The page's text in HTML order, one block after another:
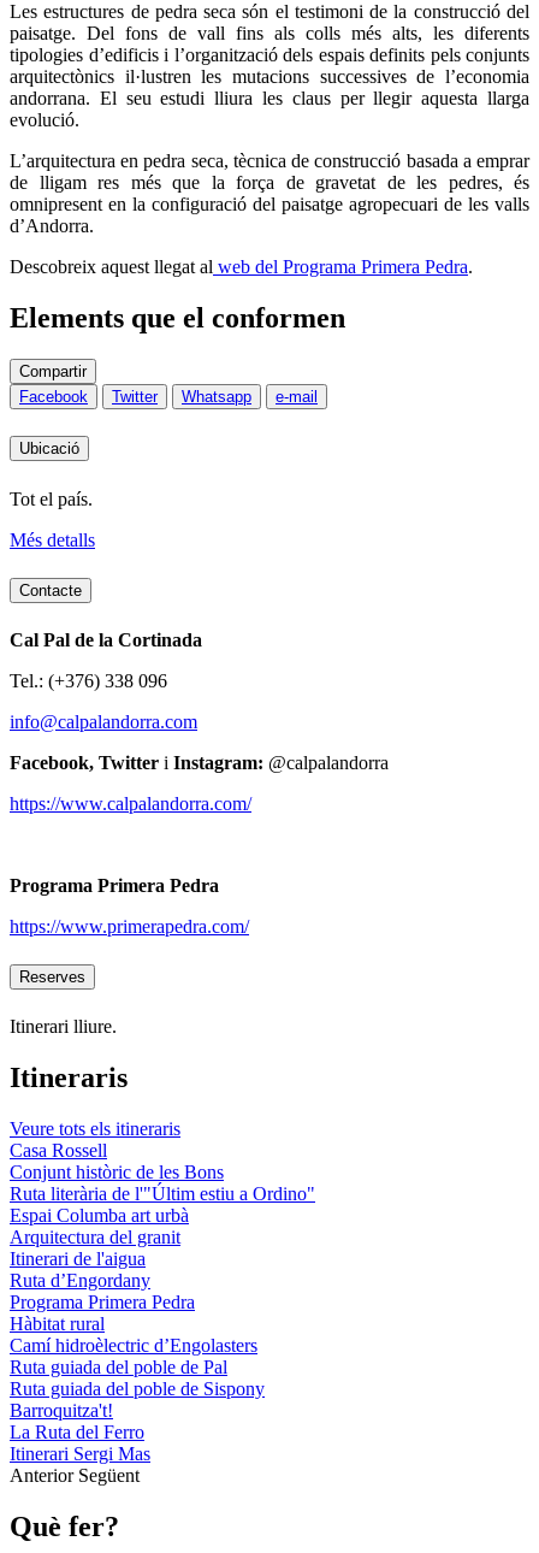
Les estructures de pedra seca són el testimoni de la construcció del
paisatge. Del fons de vall fins als colls més alts, les diferents
tipologies d’edificis i l’organització dels espais definits pels conjunts
arquitectònics il·lustren les mutacions successives de l’economia
andorrana. El seu estudi lliura les claus per llegir aquesta llarga
evolució.
L’arquitectura en pedra seca, tècnica de construcció basada a emprar
de lligam res més que la força de gravetat de les pedres, és
omnipresent en la configuració del paisatge agropecuari de les valls
d’Andorra.
Descobreix aquest llegat al web del Programa Primera Pedra.
Elements que el conformen
Compartir
Facebook
Twitter Whatsapp e-mail
Ubicació
Tot el país.
Més detalls
Contacte
Cal Pal de la Cortinada
Tel.: (+376) 338 096
info@calpalandorra.com
Facebook, Twitter i Instagram: @calpalandorra
https://www.calpalandorra.com/
Programa Primera Pedra
https://www.primerapedra.com/
Reserves
Itinerari lliure.
Itineraris
Veure tots els itineraris
Casa Rossell
Conjunt històric de les Bons
Ruta literària de l'"Últim estiu a Ordino"
Espai Columba art urbà
Arquitectura del granit
Itinerari de l'aigua
Ruta d’Engordany
Programa Primera Pedra
Hàbitat rural
Camí hidroèlectric d’Engolasters
Ruta guiada del poble de Pal
Ruta guiada del poble de Sispony
Barroquitza't!
La Ruta del Ferro
Itinerari Sergi Mas
Anterior Següent
Què fer?